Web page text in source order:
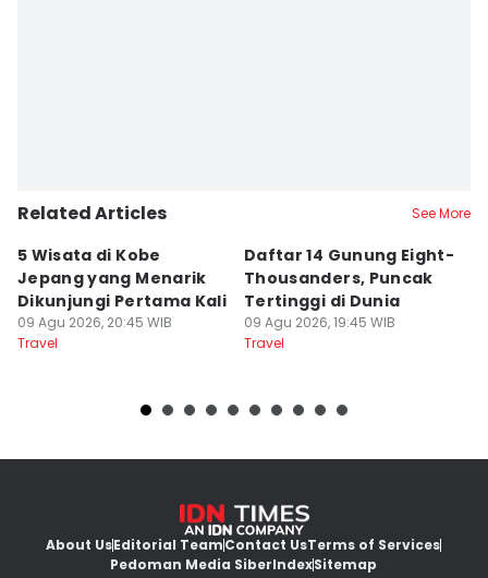
Related Articles See More
5 Wisata di Kobe
Jepang yang Menarik
Dikunjungi Pertama Kali
09 Agu 2026, 20:45 WIB
Travel
Daftar 14 Gunung Eight-
Thousanders, Puncak
Tertinggi di Dunia
09 Agu 2026, 19:45 WIB
Travel
About UsEditorial TeamContact UsTerms of Services
Pedoman Media SiberIndexSitemap